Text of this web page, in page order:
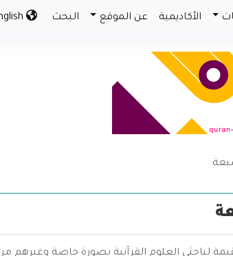
الأكاديمية عن الموقع البحث
لباحثي العلوم القرآنية بصورة خاصة وغيرهم